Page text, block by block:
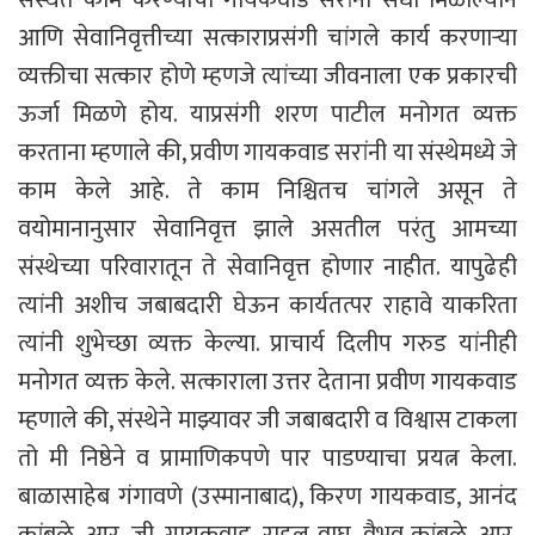
आणि सेवानिवृत्तीच्या सत्काराप्रसंगी चांगले कार्य करणाऱ्या
व्यक्तीचा सत्कार होणे म्हणजे त्यांच्या जीवनाला एक प्रकारची
ऊर्जा मिळणे होय. याप्रसंगी शरण पाटील मनोगत व्यक्त
करताना म्हणाले की, प्रवीण गायकवाड सरांनी या संस्थेमध्ये जे
काम केले आहे. ते काम निश्चितच चांगले असून ते
वयोमानानुसार सेवानिवृत्त झाले असतील परंतु आमच्या
संस्थेच्या परिवारातून ते सेवानिवृत्त होणार नाहीत. यापुढेही
त्यांनी अशीच जबाबदारी घेऊन कार्यतत्पर राहावे याकरिता
त्यांनी शुभेच्छा व्यक्त केल्या. प्राचार्य दिलीप गरुड यांनीही
मनोगत व्यक्त केले. सत्काराला उत्तर देताना प्रवीण गायकवाड
म्हणाले की, संस्थेने माझ्यावर जी जबाबदारी व विश्वास टाकला
तो मी निष्ठेने व प्रामाणिकपणे पार पाडण्याचा प्रयत्न केला.
बाळासाहेब गंगावणे (उस्मानाबाद), किरण गायकवाड, आनंद